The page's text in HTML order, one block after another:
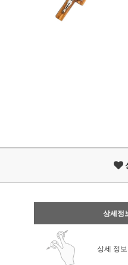
상세정
상세 정